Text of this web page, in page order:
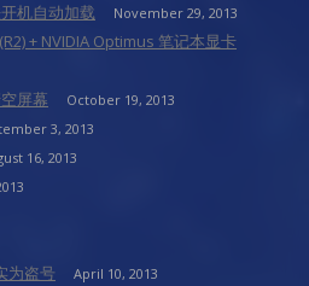
机自动加载 November 29, 2013
+ NVIDIA Optimus 笔记本显卡
屏幕 October 19, 2013
3, 2013
16, 2013
为盗号 April 10, 2013